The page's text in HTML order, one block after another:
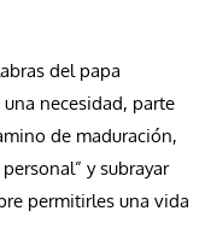
del papa
una necesidad, parte
de maduración,
y subrayar
permitirles una vida